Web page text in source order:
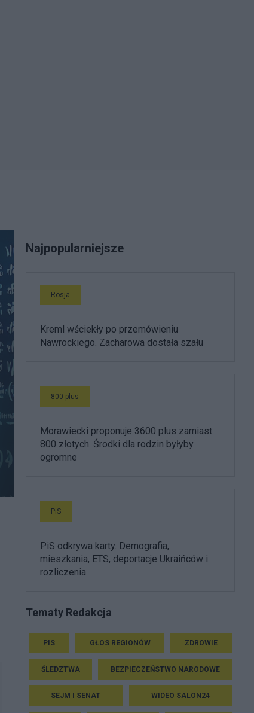
Najpopularniejsze
Rosja
Kreml wściekły po przemówieniu
Nawrockiego. Zacharowa dostała szału
800 plus
Morawiecki proponuje 3600 plus zamiast
800 złotych. Środki dla rodzin byłyby
ogromne
PiS
PiS odkrywa karty. Demografia,
mieszkania, ETS, deportacje Ukraińców i
rozliczenia
Tematy Redakcja
PIS GŁOS REGIONÓW ZDROWIE
ŚLEDZTWA BEZPIECZEŃSTWO NARODOWE
SEJM I SENAT WIDEO SALON24